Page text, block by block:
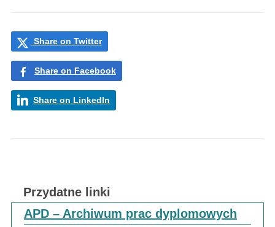
Share on Twitter
Share on Facebook
Share on LinkedIn
Przydatne linki
APD – Archiwum prac dyplomowych